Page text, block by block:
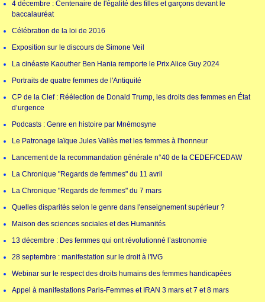
4 décembre : Centenaire de l'égalité des filles et garçons devant le
baccalauréat
Célébration de la loi de 2016
Exposition sur le discours de Simone Veil
La cinéaste Kaouther Ben Hania remporte le Prix Alice Guy 2024
Portraits de quatre femmes de l'Antiquité
CP de la Clef : Réélection de Donald Trump, les droits des femmes en État
d’urgence
Podcasts : Genre en histoire par Mnémosyne
Le Patronage laïque Jules Vallès met les femmes à l'honneur
Lancement de la recommandation générale n°40 de la CEDEF/CEDAW
La Chronique "Regards de femmes" du 11 avril
La Chronique "Regards de femmes" du 7 mars
Quelles disparités selon le genre dans l'enseignement supérieur ?
Maison des sciences sociales et des Humanités
13 décembre : Des femmes qui ont révolutionné l’astronomie
28 septembre : manifestation sur le droit à l'IVG
Webinar sur le respect des droits humains des femmes handicapées
Appel à manifestations Paris-Femmes et IRAN 3 mars et 7 et 8 mars